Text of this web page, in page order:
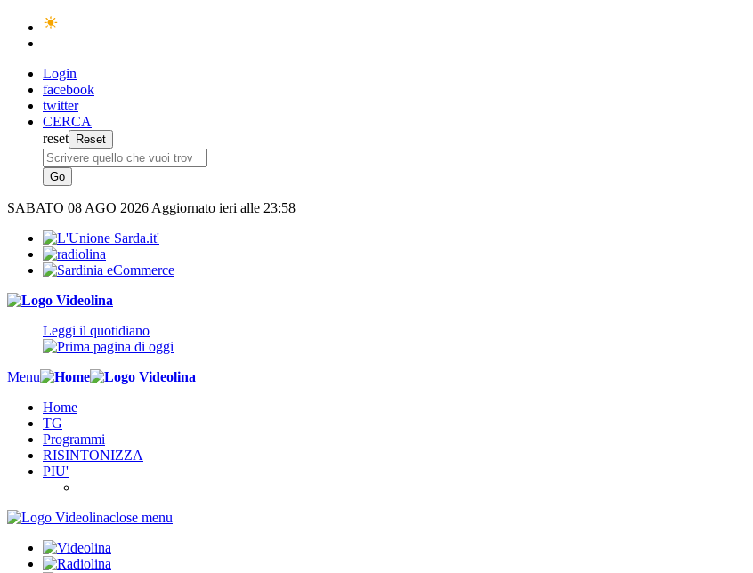
Login
facebook
twitter
CERCA
reset
SABATO 08 AGO 2026 Aggiornato ieri alle 23:58
Leggi il quotidiano
Menu
Home
TG
Programmi
RISINTONIZZA
PIU'
close menu